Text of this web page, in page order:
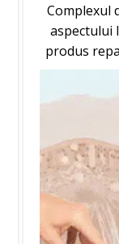
Complexul
aspectului
produs